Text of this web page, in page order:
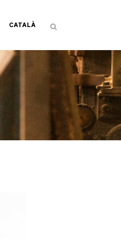
CATALÀ